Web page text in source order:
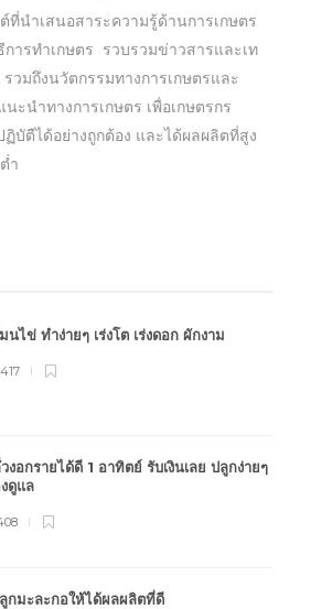
ที่นำเสนอสาระความรู้ด้านการเกษตร
ารทำเกษตร รวบรวมข่าวสารและเท
วมถึงนวัตกรรมทางการเกษตรและ
ะนำทางการเกษตร เพื่อเกษตรกร
บัตืได้อย่างถูกต้อง และได้ผลผลิตที่สูง
ำ
นไข่ ทำง่ายๆ เร่งโต เร่งดอก ผักงาม
งอกรายได้ดี 1 อาทิตย์ รับเงินเลย ปลูกง่ายๆ
ดูแล
กมะละกอให้ได้ผลผลิตที่ดี